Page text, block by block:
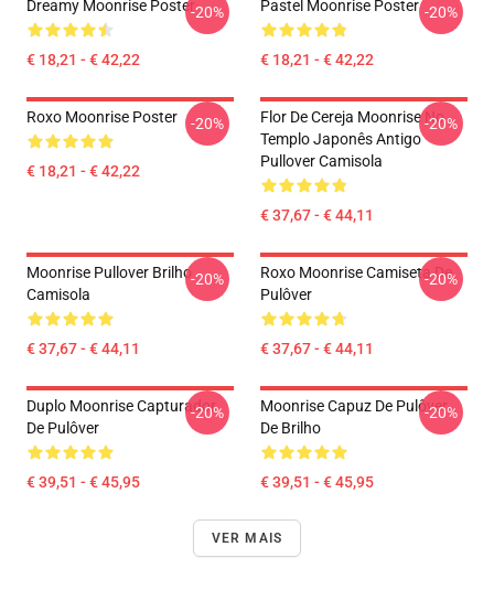
Dreamy Moonrise Poster
€ 18,21 - € 42,22
-20% Pastel Moonrise Poster
€ 18,21 - € 42,22
-20%
Roxo Moonrise Poster
€ 18,21 - € 42,22
-20%
Flor De Cereja Moonrise No
Templo Japonês Antigo
Pullover Camisola
€ 37,67 - € 44,11
-20%
Moonrise Pullover Brilho
Camisola
€ 37,67 - € 44,11
-20%
Roxo Moonrise Camiseta De
Pulôver
€ 37,67 - € 44,11
-20%
Duplo Moonrise Capturador
De Pulôver
€ 39,51 - € 45,95
-20%
Moonrise Capuz De Pulôver
De Brilho
€ 39,51 - € 45,95
-20%
VER MAIS